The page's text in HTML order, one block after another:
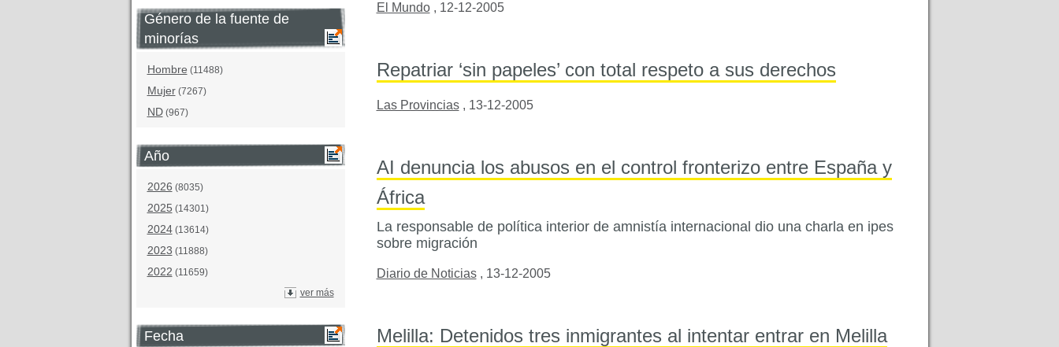
Género de la fuente de
minorías
Hombre (11488)
Mujer(7267)
ND(967)
Año
2026 (8035)
2025 (14301)
2024(13614)
2023 (11888)
2022 (11659)
ver más
Fecha
El Mundo , 12-12-2005
Repatriar ‘sin papeles’ con total respeto a sus derechos
Las Provincias , 13-12-2005
AI denuncia los abusos en el control fronterizo entre España y
África
La responsable de política interior de amnistía internacional dio una charla en ipes
sobre migración
Diario de Noticias , 13-12-2005
Melilla: Detenidos tres inmigrantes al intentar entrar en Melilla